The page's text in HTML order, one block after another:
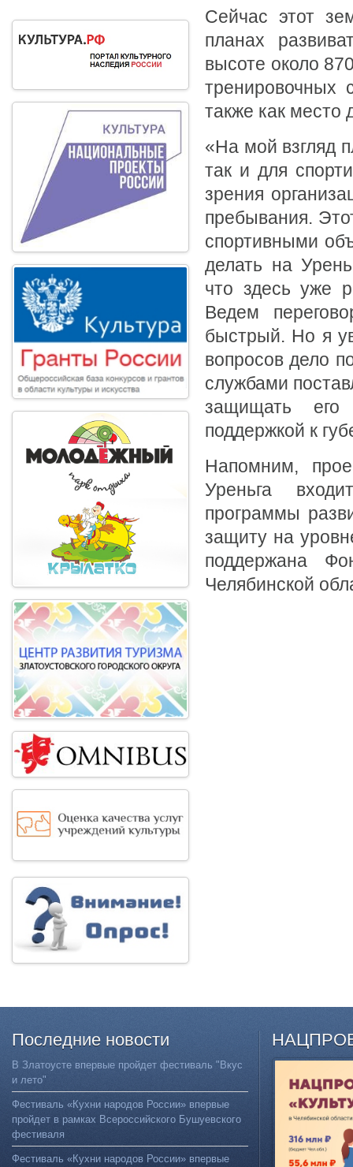
Сейчас этот
планах
высоте около
тренировочных
также как место
«На мой взгляд
так и для
зрения
пребывания.
спортивными
делать на
что здесь уже
Ведем
быстрый. Но я
вопросов дело
службами
защищать его
поддержкой к
Напомним,
Уреньга
программы
защиту на
поддержана
Челябинской
Последние новости
В Златоусте впервые пройдет фестиваль "Вкус
и лето"
Фестиваль «Кухни народов России» впервые
пройдет в рамках Всероссийского Бушуевского
фестиваля
Фестиваль «Кухни народов России» впервые